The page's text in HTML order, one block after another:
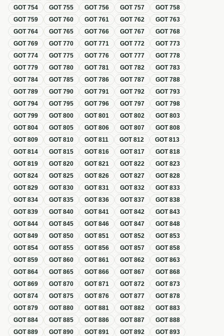
GOT754 GOT755 GOT756 GOT757 GOT758
GOT759 GOT760 GOT761 GOT762 GOT763
GOT764 GOT765 GOT766 GOT767 GOT768
GOT769 GOT770 GOT771 GOT772 GOT773
GOT774 GOT775 GOT776 GOT777 GOT778
GOT779 GOT780 GOT781 GOT782 GOT783
GOT784 GOT785 GOT786 GOT787 GOT788
GOT789 GOT790 GOT791 GOT792 GOT793
GOT794 GOT795 GOT796 GOT797 GOT798
GOT799 GOT800 GOT801 GOT802 GOT803
GOT804 GOT805 GOT806 GOT807 GOT808
GOT809 GOT810 GOT811 GOT812 GOT813
GOT814 GOT815 GOT816 GOT817 GOT818
GOT819 GOT820 GOT821 GOT822 GOT823
GOT824 GOT825 GOT826 GOT827 GOT828
GOT829 GOT830 GOT831 GOT832 GOT833
GOT834 GOT835 GOT836 GOT837 GOT838
GOT839 GOT840 GOT841 GOT842 GOT843
GOT844 GOT845 GOT846 GOT847 GOT848
GOT849 GOT850 GOT851 GOT852 GOT853
GOT854 GOT855 GOT856 GOT857 GOT858
GOT859 GOT860 GOT861 GOT862 GOT863
GOT864 GOT865 GOT866 GOT867 GOT868
GOT869 GOT870 GOT871 GOT872 GOT873
GOT874 GOT875 GOT876 GOT877 GOT878
GOT879 GOT880 GOT881 GOT882 GOT883
GOT884 GOT885 GOT886 GOT887 GOT888
GOT889 GOT890 GOT891 GOT892 GOT893